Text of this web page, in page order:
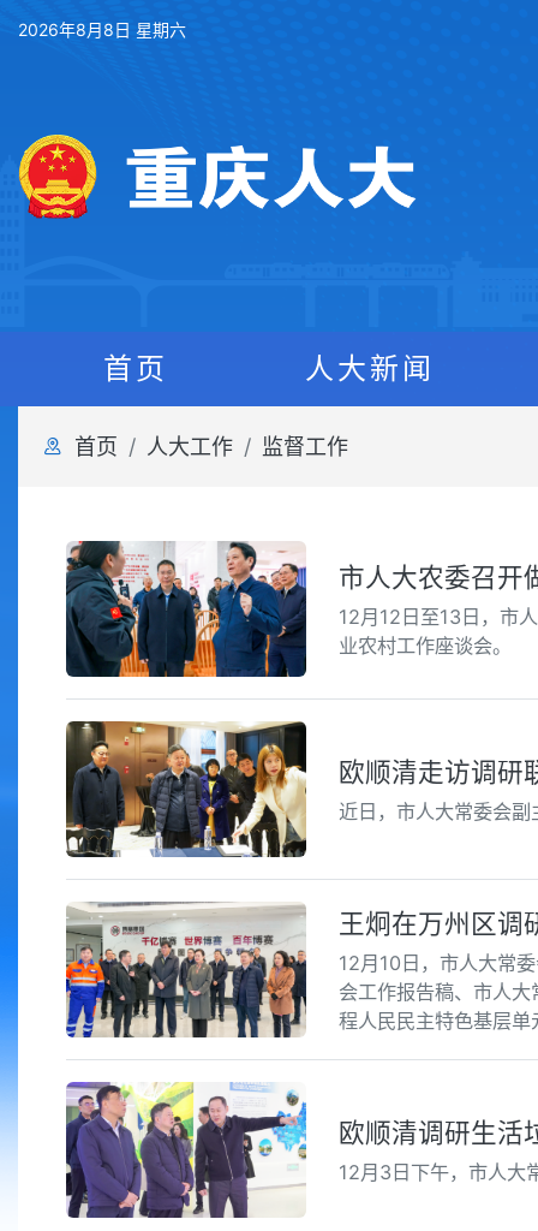
2026年8月8日 星期六
首页 人大新闻
首页 人大工作 监督工作
市人大农委召开
12月12日至13日，市
业农村工作座谈会。
欧顺清走访调研
近日，市人大常委会
王炯在万州区调
12月10日，市人大常
会工作报告稿、市人
程人民民主特色基层
欧顺清调研生活
12月3日下午，市人大